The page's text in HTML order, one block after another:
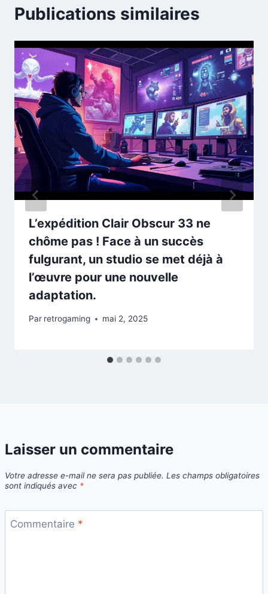
Publications similaires
L’expédition Clair Obscur 33 ne
chôme pas ! Face à un succès
fulgurant, un studio se met déjà à
l’œuvre pour une nouvelle
adaptation.
Par retrogaming mai 2, 2025
Laisser un commentaire
Votre adresse e-mail ne sera pas publiée. Les champs obligatoires
sont indiqués avec *
Commentaire *